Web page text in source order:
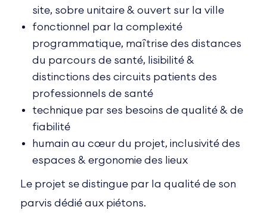
site, sobre unitaire & ouvert sur la ville
fonctionnel par la complexité
programmatique, maîtrise des distances
du parcours de santé, lisibilité &
distinctions des circuits patients des
professionnels de santé
technique par ses besoins de qualité & de
fiabilité
humain au cœur du projet, inclusivité des
espaces & ergonomie des lieux
Le projet se distingue par la qualité de son
parvis dédié aux piétons.